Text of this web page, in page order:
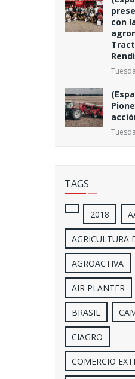
con
TAGS
2018
AGRICULTURA
AGROACTIVA
AIR PLANTER
BRASIL
CIAGRO
COMERCIO